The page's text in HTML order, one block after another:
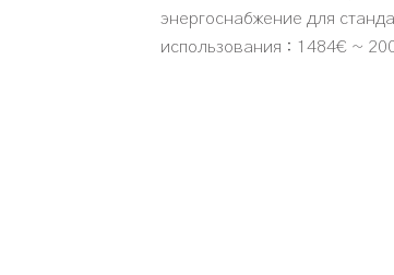
энергоснабжение для
использования : 1484€ ~